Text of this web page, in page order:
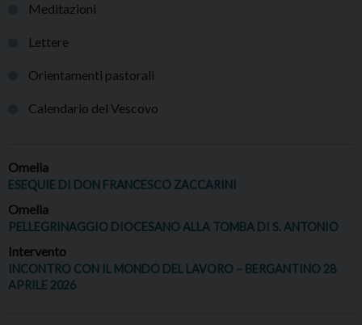
Meditazioni
Lettere
Orientamenti pastorali
Calendario del Vescovo
Omelia
ESEQUIE DI DON FRANCESCO ZACCARINI
Omelia
PELLEGRINAGGIO DIOCESANO ALLA TOMBA DI S. ANTONIO
Intervento
INCONTRO CON IL MONDO DEL LAVORO – BERGANTINO 28
APRILE 2026